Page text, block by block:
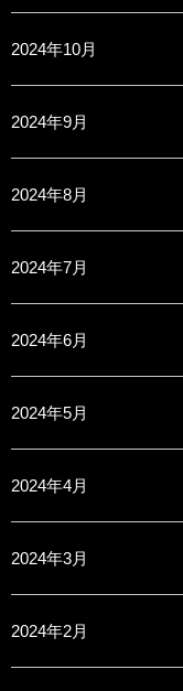
2024年10月
2024年9月
2024年8月
2024年7月
2024年6月
2024年5月
2024年4月
2024年3月
2024年2月